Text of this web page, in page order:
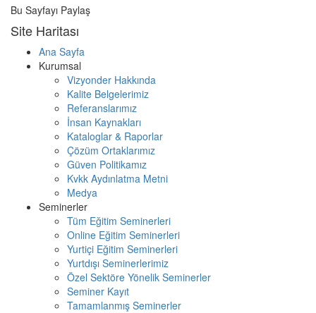
Bu Sayfayı Paylaş
Site Haritası
Ana Sayfa
Kurumsal
Vizyonder Hakkında
Kalite Belgelerimiz
Referanslarımız
İnsan Kaynakları
Kataloglar & Raporlar
Çözüm Ortaklarımız
Güven Politikamız
Kvkk Aydınlatma Metni
Medya
Seminerler
Tüm Eğitim Seminerleri
Online Eğitim Seminerleri
Yurtiçi Eğitim Seminerleri
Yurtdışı Seminerlerimiz
Özel Sektöre Yönelik Seminerler
Seminer Kayıt
Tamamlanmış Seminerler